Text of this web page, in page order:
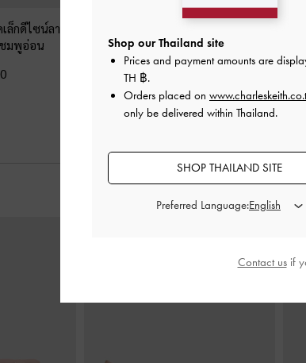
ล็กดีไซน์ลายค
มพูอ่อน
Ivette-สีชมพูอ่อน
Shop our Thailand site
Prices and payment amounts are
TH ฿.
Orders placed on
only be delivered within Thailand.
SHOP THAILAND SITE
Preferred Language:
Contact usif